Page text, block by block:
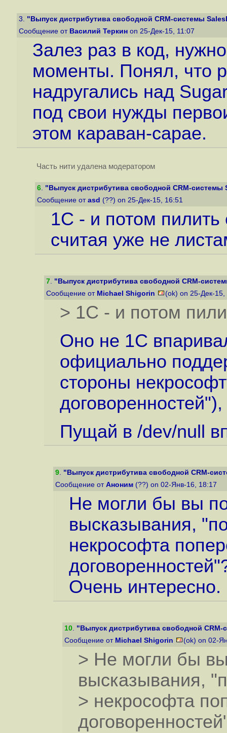
3. "Выпуск дистрибутива свободной CRM-системы
Сообщение от Василий Теркин on 25-Дек-15, 11:07
Залез раз в код,
моменты. Понял, что
надругались над
под свои нужды
этом караван-сарае.
Часть нити удалена модератором
6. "Выпуск дистрибутива свободной CRM-системы
Сообщение от asd (??) on 25-Дек-15, 16:51
1С - и потом
считая уже не
7. "Выпуск дистрибутива свободной CRM-
Сообщение от Michael Shigorin (ok) on 25-Дек-
> 1С - и потом
Оно не 1С
официально
стороны
Пущай в /dev/null
9. "Выпуск дистрибутива свободной CRM-
Сообщение от Аноним (??) on 02-Янв-16, 18:17
Не могли бы вы
высказывания,
некрософта
Очень интересно.
10. "Выпуск дистрибутива свободной
Сообщение от Michael Shigorin (ok) on 02-
> Не могли бы
высказывания,
> некрософта